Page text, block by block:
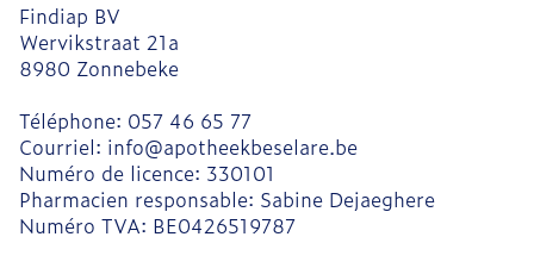
Findiap BV
Wervikstraat 21a
8980 Zonnebeke
Téléphone: 057 46 65 77
Courriel: info@apotheekbeselare.be
Numéro de licence: 330101
Pharmacien responsable: Sabine Dejaeghere
Numéro TVA: BE0426519787